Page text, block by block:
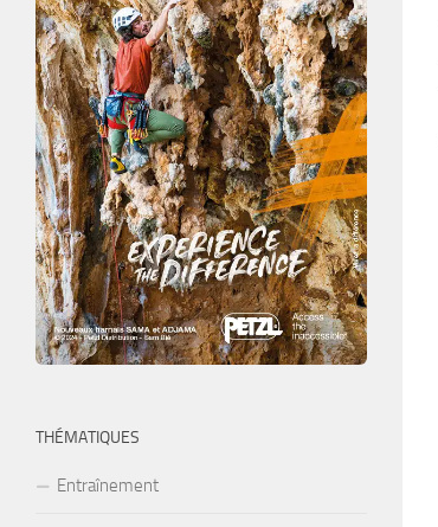
THÉMATIQUES
Entraînement